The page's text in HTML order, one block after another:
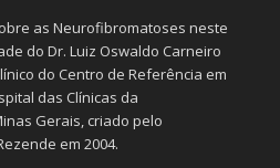
as Neurofibromatoses neste
do Dr. Luiz Oswaldo Carneiro
do Centro de Referência em
das Clínicas da
Gerais, criado pelo
em 2004.